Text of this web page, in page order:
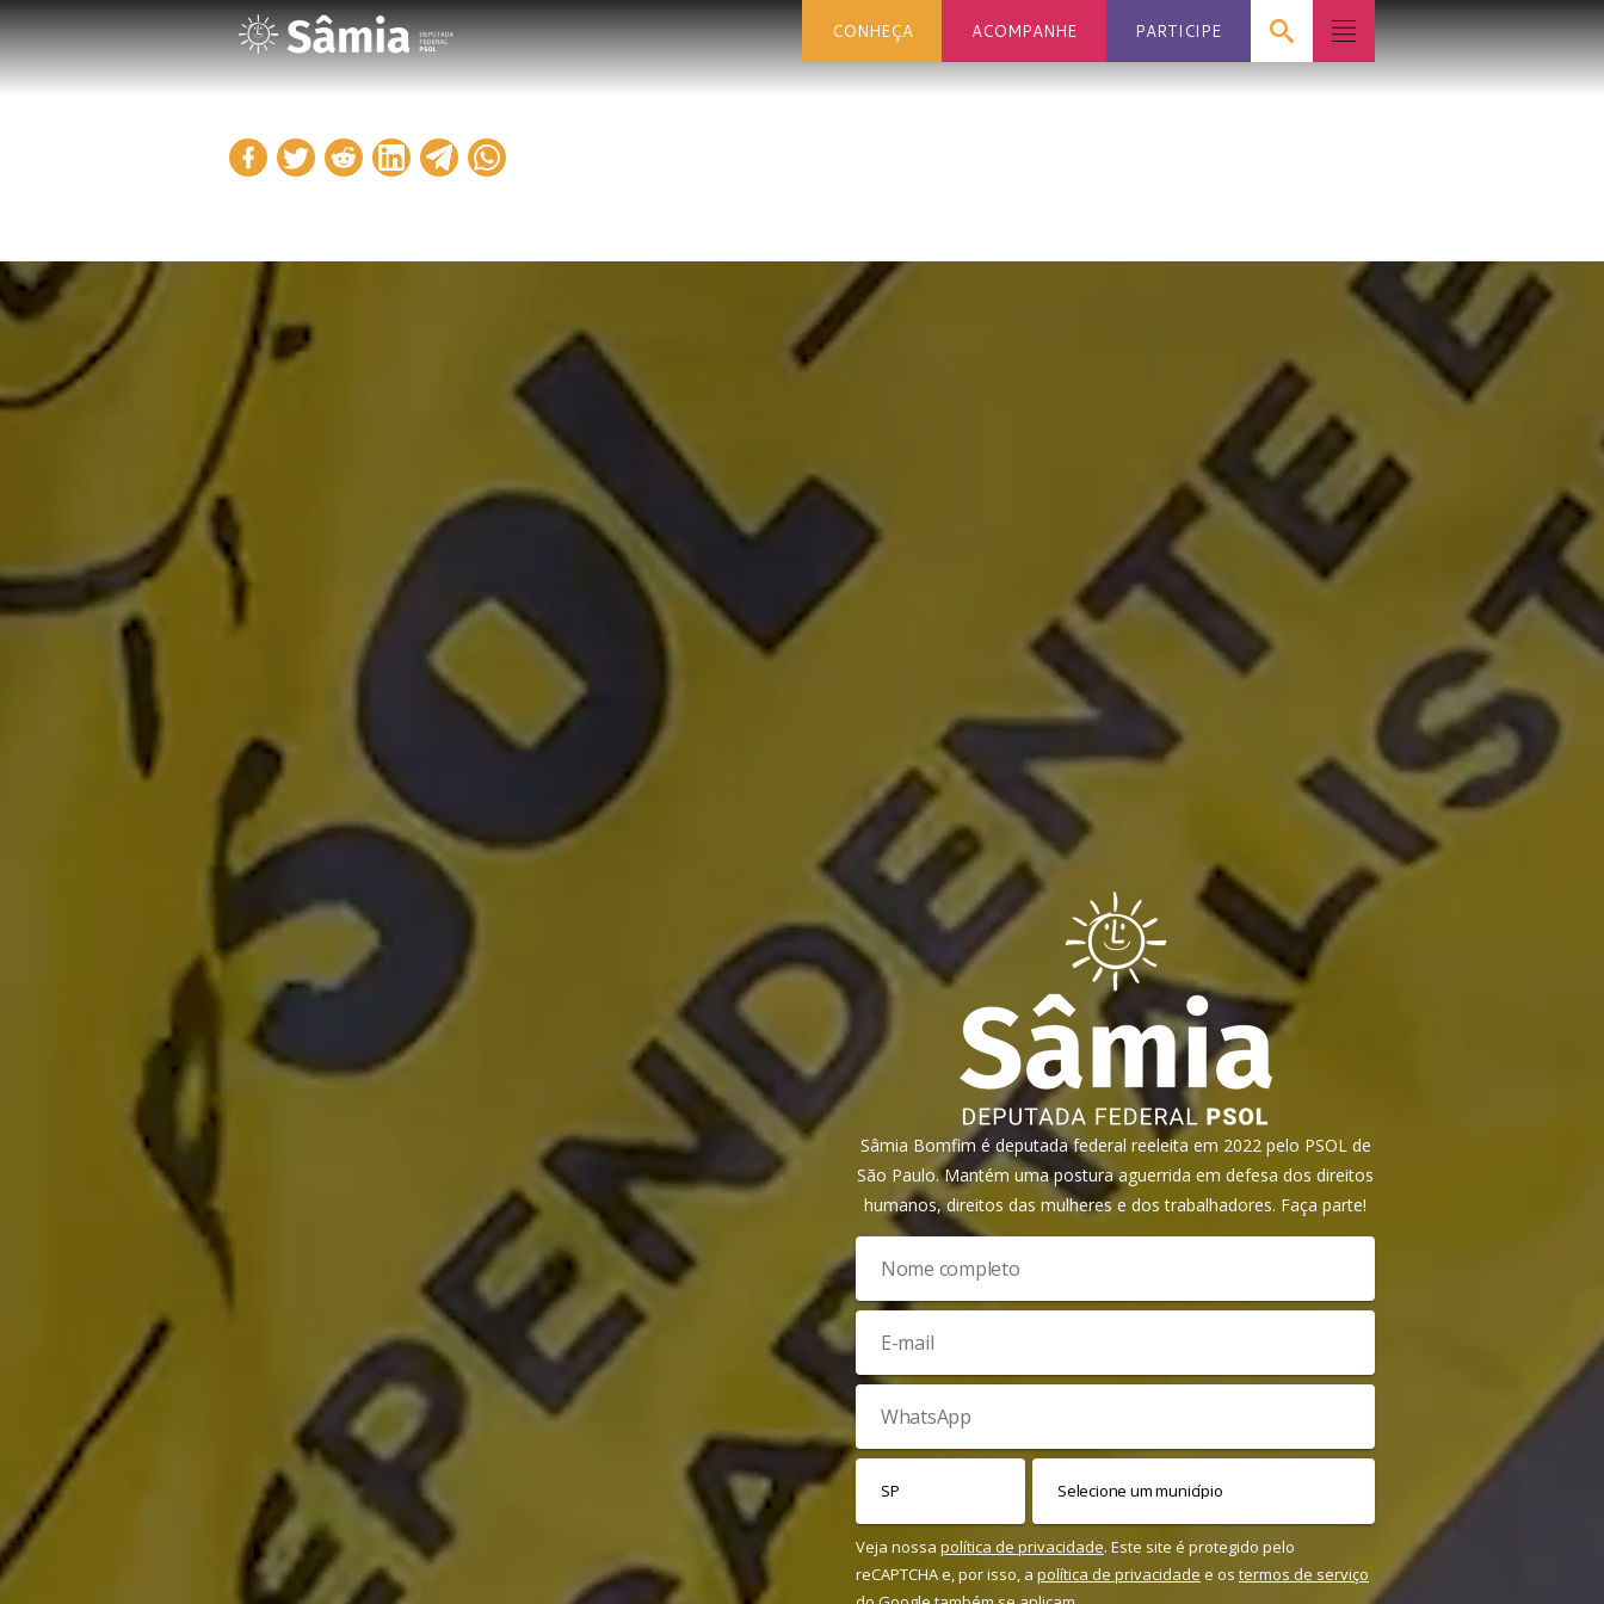
CONHEÇA ACOMPANHE PARTICIPE
Sâmia Bomfim é deputada federal reeleita em 2022 pelo PSOL de
São Paulo. Mantém uma postura aguerrida em defesa dos direitos
humanos, direitos das mulheres e dos trabalhadores. Faça parte!
Veja nossa política de privacidade. Este site é protegido pelo
reCAPTCHA e, por isso, a política de privacidade e os termos de serviço